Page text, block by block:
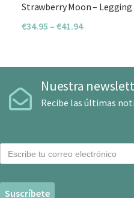
Strawberry Moon – Legging
€34.95 – €41.94
Nuestra
Recibe las últimas
o